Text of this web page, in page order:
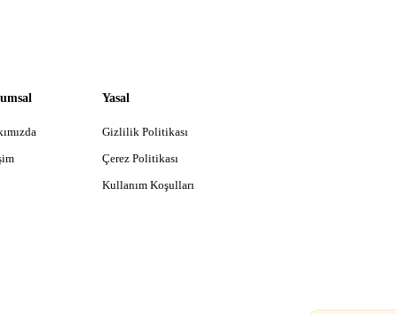
Yasal
Gizlilik Politikası
Çerez Politikası
Kullanım Koşulları